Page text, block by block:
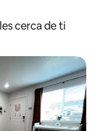
cerca de ti